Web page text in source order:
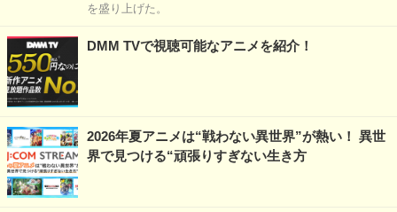
を盛り上げた。
DMM TVで視聴可能なアニメを紹介！
2026年夏アニメは“戦わない異世界”が熱い！ 異世
界で見つける“頑張りすぎない生き方